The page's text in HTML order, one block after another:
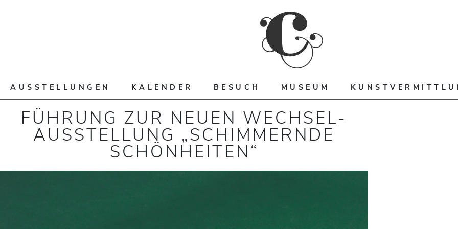
AUSSTELLUNGEN KALENDER BESUCH MUSEUM
FÜHRUNG ZUR NEUEN WECHSEL-
AUSSTELLUNG „SCHIMMERNDE
SCHÖNHEITEN“